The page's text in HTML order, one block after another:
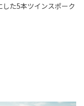
た5本ツインスポーク